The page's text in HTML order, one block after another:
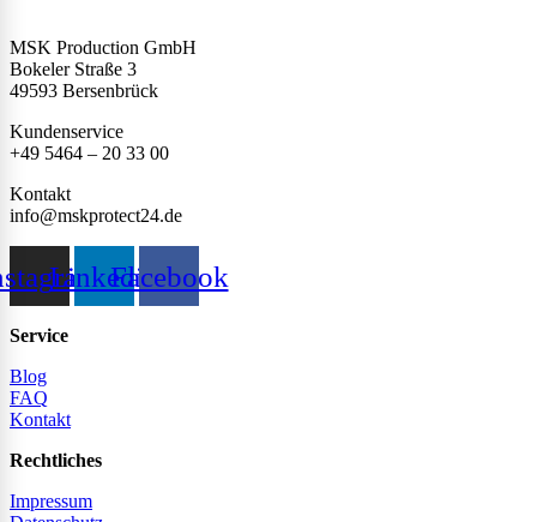
MSK Production GmbH
Bokeler Straße 3
49593 Bersenbrück
Kundenservice
+49 5464 – 20 33 00
Kontakt
info@mskprotect24.de
LinkedinFacebook
Service
Blog
FAQ
Kontakt
Rechtliches
Impressum